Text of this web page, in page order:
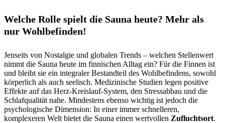
Welche Rolle spielt die Sauna heute? Mehr als
nur Wohlbefinden!
Jenseits von Nostalgie und globalen Trends – welchen Stellenwert
nimmt die Sauna heute im finnischen Alltag ein? Für die Finnen ist
und bleibt sie ein integraler Bestandteil des Wohlbefindens, sowohl
körperlich als auch seelisch. Medizinische Studien legen positive
Effekte auf das Herz-Kreislauf-System, den Stressabbau und die
Schlafqualität nahe. Mindestens ebenso wichtig ist jedoch die
psychologische Dimension: In einer immer schnelleren,
komplexeren Welt bietet die Sauna einen wertvollen Zufluchtsort.